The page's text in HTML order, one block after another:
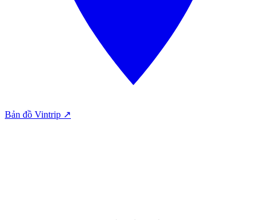
Bản đồ Vintrip ↗